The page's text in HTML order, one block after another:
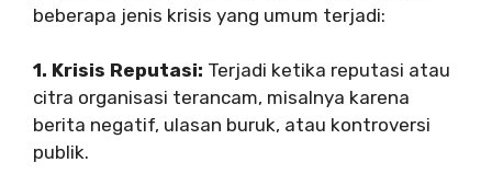
beberapa jenis krisis yang umum terjadi:
1. Krisis Reputasi: Terjadi ketika reputasi atau
citra organisasi terancam, misalnya karena
berita negatif, ulasan buruk, atau kontroversi
publik.